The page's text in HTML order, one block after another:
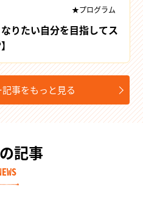
★プログラム
りたい自分を目指してス
事をもっと見る
記事